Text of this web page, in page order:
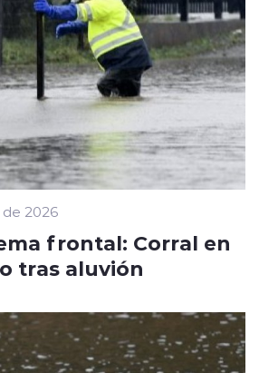
2026
frontal: Corral en
tras aluvión